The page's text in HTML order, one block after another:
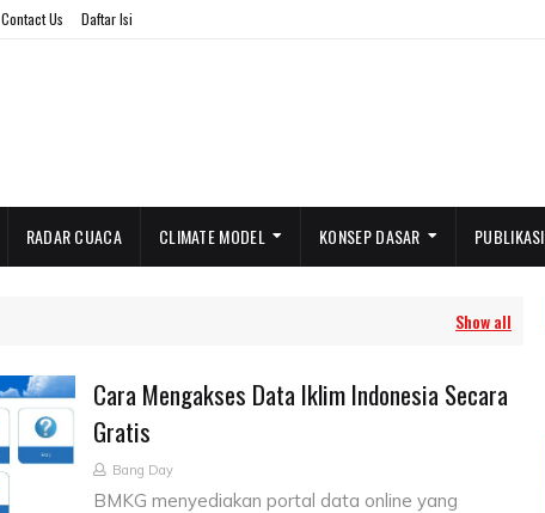
Contact Us Daftar Isi
RADAR CUACA CLIMATE MODEL KONSEP DASAR PUBLIKASI
Show all
Cara Mengakses Data Iklim Indonesia Secara
Gratis
Bang Day
BMKG menyediakan portal data online yang